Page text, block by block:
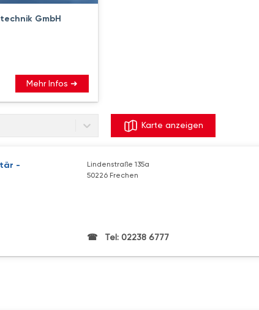
GmbH
Mehr Infos ➜
Karte anzeigen
-
Lindenstraße 135a
50226 Frechen
Tel: 02238 6777